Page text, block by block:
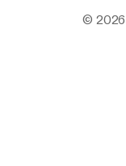
© 2026